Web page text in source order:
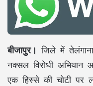
बीजापुुर। जिले में
नक्सल विरोधी
एक हिस्से की चोटी पर